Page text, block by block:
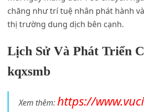
chăng như trí tuệ nhân phát hành
thị trường dung dịch bên cạnh.
Lịch Sử Và Phát Triển
kqxsmb
Xem thêm:https://